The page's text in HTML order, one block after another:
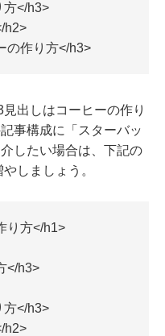
</h3>
h2>
作り方</h3>
出しはコーヒーの作り
事構成に「スターバッ
したい場合は、下記の
しましょう。
り方</h1>
</h3>
</h3>
h2>